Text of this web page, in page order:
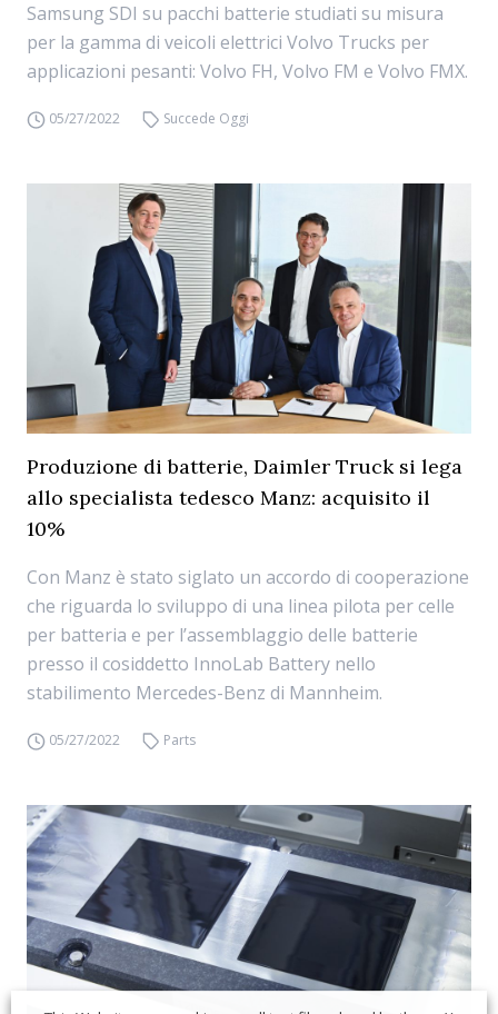
Samsung SDI su pacchi batterie studiati su misura
per la gamma di veicoli elettrici Volvo Trucks per
applicazioni pesanti: Volvo FH, Volvo FM e Volvo FMX.
05/27/2022 Succede Oggi
Produzione di batterie, Daimler Truck si lega
allo specialista tedesco Manz: acquisito il
10%
Con Manz è stato siglato un accordo di cooperazione
che riguarda lo sviluppo di una linea pilota per celle
per batteria e per l’assemblaggio delle batterie
presso il cosiddetto InnoLab Battery nello
stabilimento Mercedes-Benz di Mannheim.
05/27/2022 Parts